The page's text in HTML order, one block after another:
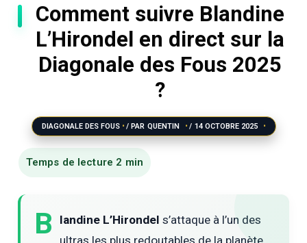
Comment suivre Blandine
L’Hirondel en direct sur la
Diagonale des Fous 2025
?
DIAGONALE DES FOUS / PAR QUENTIN / 14 OCTOBRE 2025
B landine L’Hirondel s’attaque à l’un des
ultras les plus redoutables de la planète